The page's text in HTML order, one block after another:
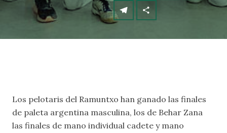
Los pelotaris del Ramuntxo han ganado las finales
de paleta argentina masculina, los de Behar Zana
las finales de mano individual cadete y mano